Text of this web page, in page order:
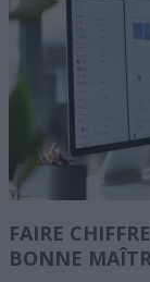
FAIRE
BONNE